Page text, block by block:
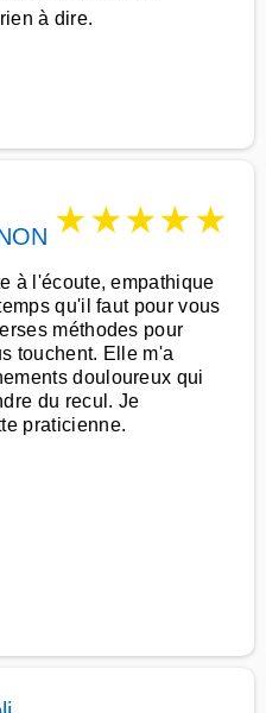
à dire.
★★★★★
à l'écoute, empathique
qu'il faut pour vous
méthodes pour
touchent. Elle m'a
douloureux qui
du recul. Je
praticienne.